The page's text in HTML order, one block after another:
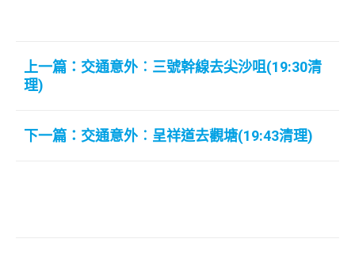
上一篇：交通意外︰三號幹線去尖沙咀(19:30清
理)
下一篇：交通意外︰呈祥道去觀塘(19:43清理)